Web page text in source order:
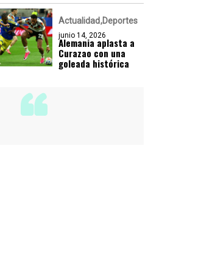
Actualidad Deportes
junio 14, 2026
Alemania aplasta a
Curazao con una
goleada histórica